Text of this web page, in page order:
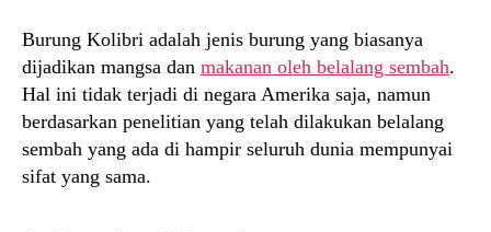
Burung Kolibri adalah jenis burung yang biasanya
dijadikan mangsa dan makanan oleh belalang sembah.
Hal ini tidak terjadi di negara Amerika saja, namun
berdasarkan penelitian yang telah dilakukan belalang
sembah yang ada di hampir seluruh dunia mempunyai
sifat yang sama.